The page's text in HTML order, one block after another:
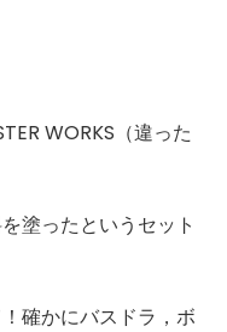
WORKS（違った
塗ったというセット
確かにバスドラ，ボ